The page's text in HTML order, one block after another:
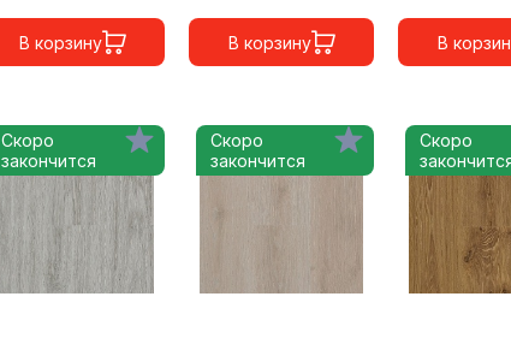
В корзину В корзину В
Скоро
закончится
Скоро
закончится
Скоро